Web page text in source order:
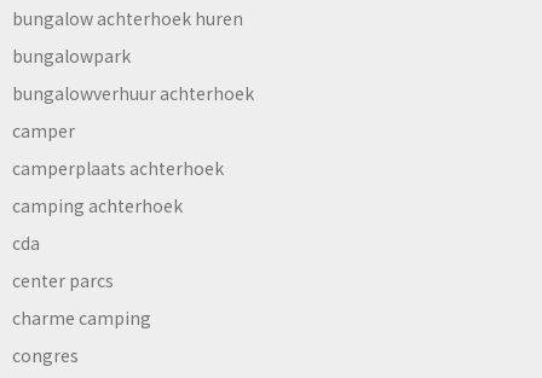
bungalow achterhoek huren
bungalowpark
bungalowverhuur achterhoek
camper
camperplaats achterhoek
camping achterhoek
cda
center parcs
charme camping
congres